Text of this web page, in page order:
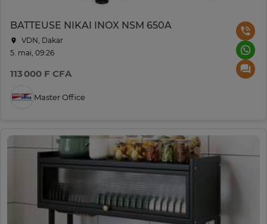
BATTEUSE NIKAI INOX NSM 650A
VDN, Dakar
5. mai, 09:26
113 000 F CFA
Master Office